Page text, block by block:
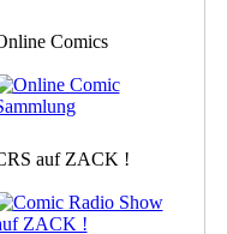
Comics
auf ZACK !